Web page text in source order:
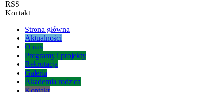
RSS
Kontakt
Strona główna
Aktualności
O nas
Programy i projekty
Rekrutacja
Galeria
Akademia rodzica
Kontakt